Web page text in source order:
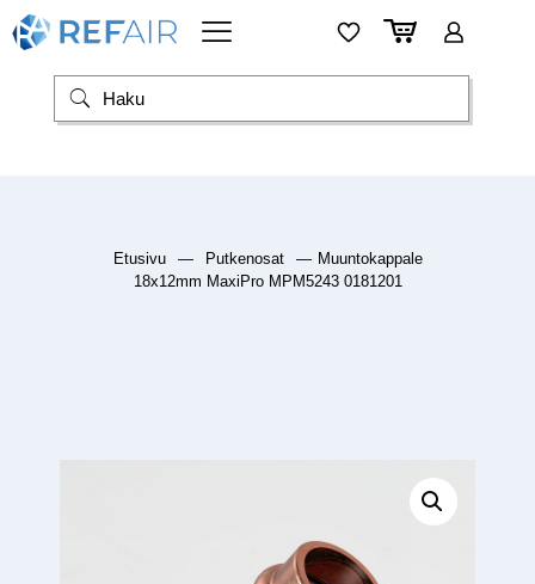
Etusivu — Putkenosat — Muuntokappale
18x12mm MaxiPro MPM5243 0181201